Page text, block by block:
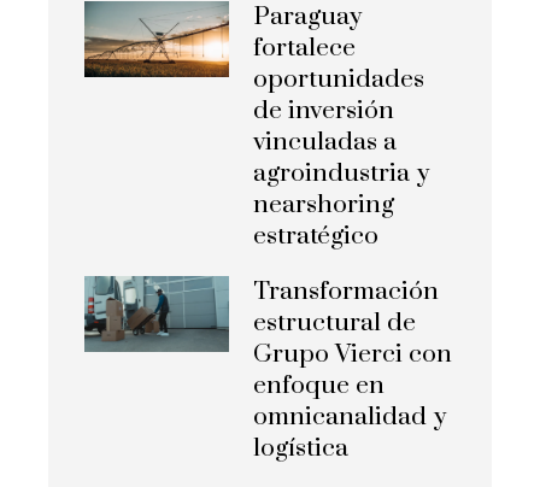
Paraguay
fortalece
oportunidades
de inversión
vinculadas a
agroindustria y
nearshoring
estratégico
Transformación
estructural de
Grupo Vierci con
enfoque en
omnicanalidad y
logística